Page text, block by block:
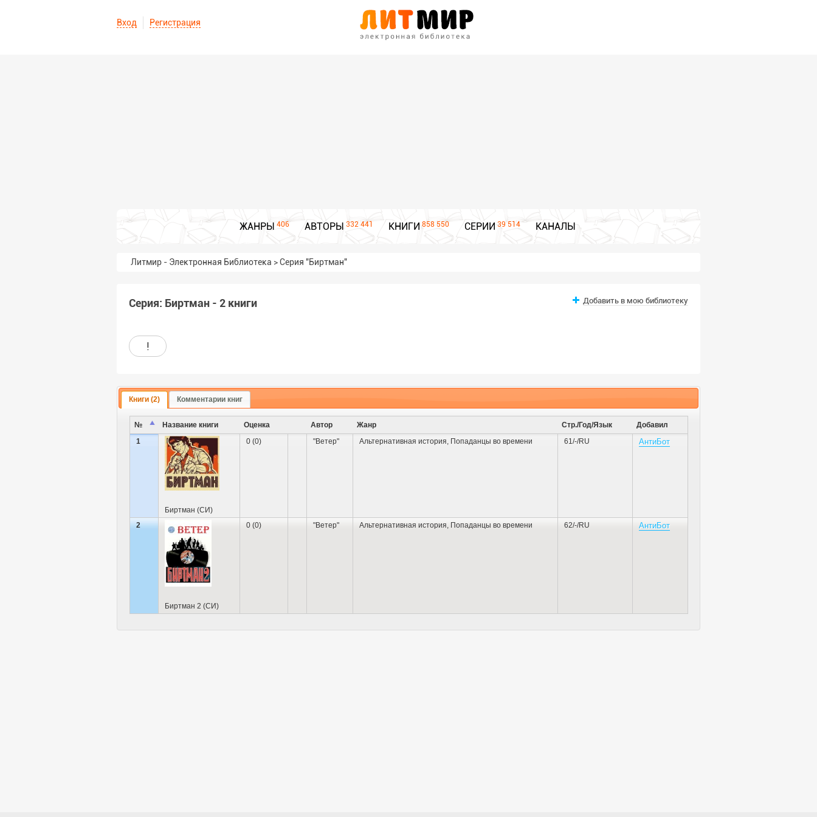
Вход Регистрация
ЖАНРЫ 406 АВТОРЫ 332 441 КНИГИ 858 550 СЕРИИ 39 514 КАНАЛЫ
Литмир - Электронная Библиотека >Серия "Биртман"
Серия: Биртман - 2 книги Добавить в мою библиотеку
!
Книги (2) Комментарии книг
№ Название книги Оценка Автор Жанр Стр./Год/Язык
Добавил
1
Биртман (СИ)
0 (0) "Ветер" Альтернативная история Попаданцы во времени 61/-/RU АнтиБот
2
Биртман 2 (СИ)
0 (0) "Ветер" Альтернативная история Попаданцы во времени 62/-/RU АнтиБот